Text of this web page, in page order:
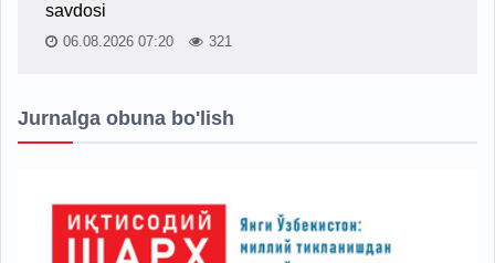
savdosi
06.08.2026 07:20 321
Jurnalga obuna bo'lish